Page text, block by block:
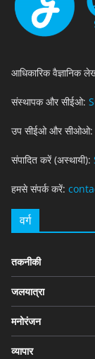
आधिकारिक वैज्ञानिक
संस्थापक और सीईओ:
उप सीईओ और सीओओ:
संपादित करें (अस्थायी):
हमसे संपर्क करें:
वर्ग
तकनीकी
जलयात्रा
मनोरंजन
व्यापार